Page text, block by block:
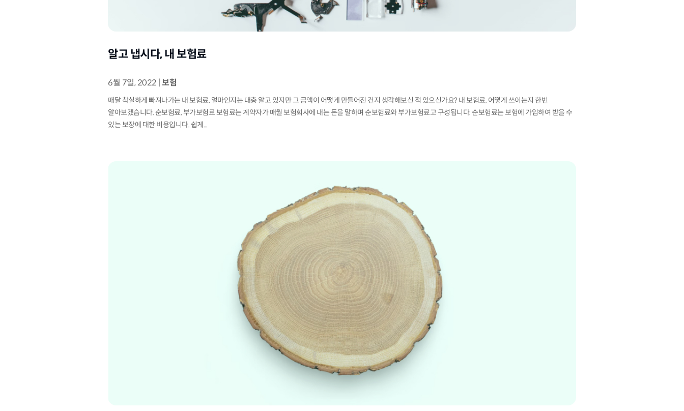
알고 냅시다, 내 보험료
6월 7일, 2022 보험
매달 착실하게 빠져나가는 내 보험료. 얼마인지는 대충 알고 있지만 그 금액이 어떻게 만들어진 건지 생각해보신 적 있으신가요? 내 보험료, 어떻게 쓰이는지 한번
알아보겠습니다. 순보험료, 부가보험료 보험료는 계약자가 매월 보험회사에 내는 돈을 말하며 순보험료와 부가보험료고 구성됩니다. 순보험료는 보험에 가입하여 받을 수
있는 보장에 대한 비용입니다. 쉽게...